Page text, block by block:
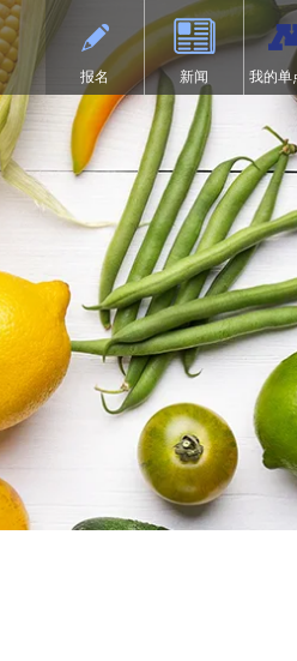
高中（9-12年级）
学术荣誉
大学先修课程（AP）
毕业设计
美术
毕业要求
国际文凭（IB）
国际研究
语言沉浸式课程（9-12
明尼通卡研究
MOMENTUM：航空、
“引领未来”项目
船长日志 | MHS 课程目
Tonka Online（增刊）
开）
）
打开）
）
高中体育
日历
设施
常见问题
联系我们
注册（在新窗口/标签页
体育
体育快讯
门票
过渡教育
SAIL 过渡计
在线学习
Tonka 在线
在新窗口/标签页中打开）
俱乐部
项目
1:1 iPad 信息
第504条
预防欺凌
数字健康与
英语学习者
医疗服务
居家
符合《麦金
学生
明尼通卡美
特殊教育
第一章
《第九条》
报名 新闻 我的单